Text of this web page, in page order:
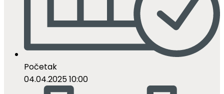
Početak
04.04.2025 10:00